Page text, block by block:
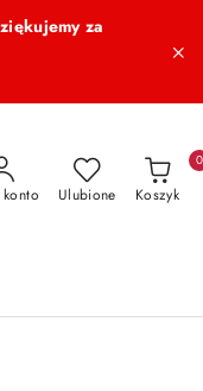
za
Ulubione Koszyk
0